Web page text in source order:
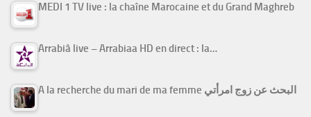
MEDI 1 TV live : la chaîne Marocaine et du Grand Maghreb
Arrabiâ live – Arrabiaa HD en direct : la…
A la recherche du mari de ma femme البحث عن زوج امرأتي